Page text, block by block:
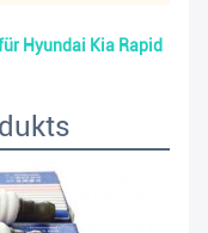
Hyundai Kia Rapid